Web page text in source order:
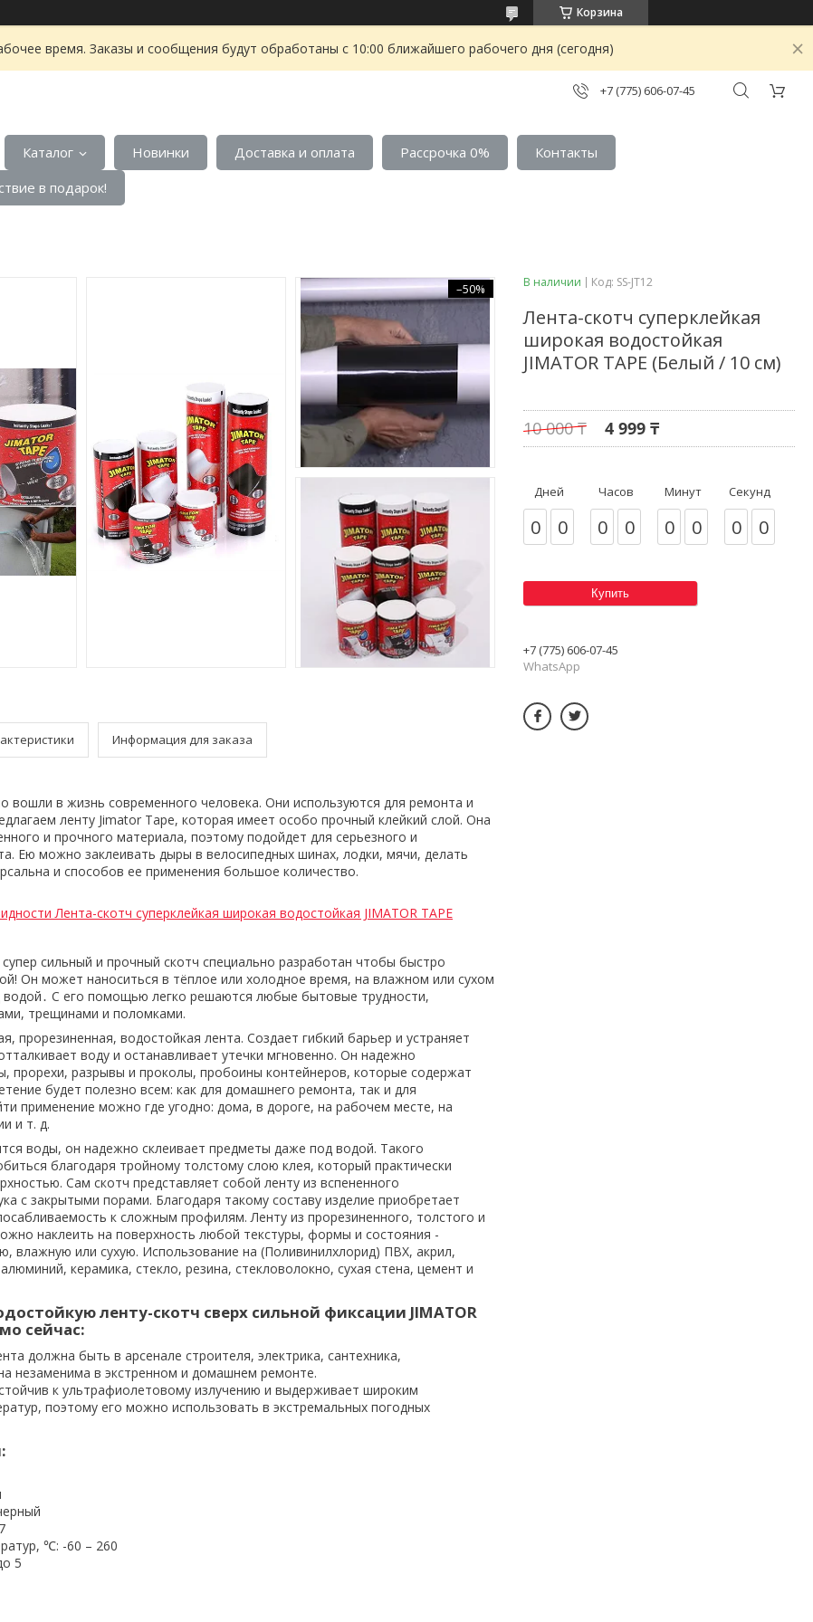
Корзина
время. Заказы и сообщения будут обработаны с 10:00 ближайшего рабочего дня (сегодня)
+7 (775) 606-07-45
Каталог Новинки Доставка и оплата Рассрочка 0%
Контакты
в подарок!
–50%
Информация для заказа
вошли в жизнь современного человека. Они используются для ремонта и
ленту Jimator Tape, которая имеет особо прочный клейкий слой. Она
и прочного материала, поэтому подойдет для серьезного и
Ею можно заклеивать дыры в велосипедных шинах, лодки, мячи, делать
и способов ее применения большое количество.
Лента-скотч суперклейкая широкая водостойкая JIMATOR TAPE
супер сильный и прочный скотч специально разработан чтобы быстро
Он может наноситься в тёплое или холодное время, на влажном или сухом
С его помощью легко решаются любые бытовые трудности,
трещинами и поломками.
прорезиненная, водостойкая лента. Создает гибкий барьер и устраняет
воду и останавливает утечки мгновенно. Он надежно
прорехи, разрывы и проколы, пробоины контейнеров, которые содержат
будет полезно всем: как для домашнего ремонта, так и для
применение можно где угодно: дома, в дороге, на рабочем месте, на
и т. д.
воды, он надежно склеивает предметы даже под водой. Такого
благодаря тройному толстому слою клея, который практически
Сам скотч представляет собой ленту из вспененного
с закрытыми порами. Благодаря такому составу изделие приобретает
к сложным профилям. Ленту из прорезиненного, толстого и
наклеить на поверхность любой текстуры, формы и состояния -
влажную или сухую. Использование на (Поливинилхлорид) ПВХ, акрил,
керамика, стекло, резина, стекловолокно, сухая стена, цемент и
ленту-скотч сверх сильной фиксации JIMATOR
сейчас:
должна быть в арсенале строителя, электрика, сантехника,
незаменима в экстренном и домашнем ремонте.
к ультрафиолетовому излучению и выдерживает широким
поэтому его можно использовать в экстремальных погодных
℃: -60 – 260
5
В наличии Код: SS-JT12
Лента-скотч суперклейкая
широкая водостойкая
JIMATOR TAPE (Белый / 10 см)
10 000 ₸ 4 999 ₸
Дней
0 0
Часов
0 0
Минут
0 0
Секунд
0 0
Купить
+7 (775) 606-07-45
WhatsApp